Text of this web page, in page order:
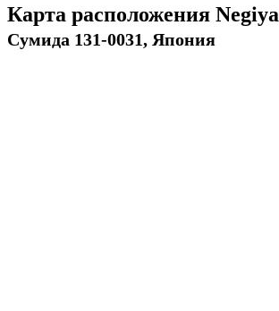
Карта расположения Negiya
Сумида 131-0031, Япония